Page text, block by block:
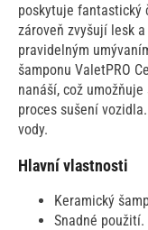
poskytuje fantastický
zároveň zvyšují lesk
pravidelným
šamponu ValetPRO
nanáší, což
proces sušení
vody.
Hlavní vlastnosti
Keramický
Snadné použití.